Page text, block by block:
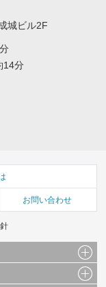
城ビル2F
14分
お問い合わせ
データ等）及びこれらの配